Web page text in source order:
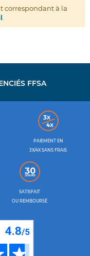
correspondant à la
FFSA
PAIEMENT EN
3X/4X SANS FRAIS
SATISFAIT
OU REMBOURSÉ